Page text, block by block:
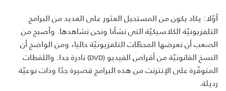
أوّلا: يكاد يكون من المستحيل العثور على العديد من البرامج
التلفزيونيّة الكلاسيكيّة التي نشأنا ونحن نشاهدها. وأصبح من
الصعب أن تعرضها المحطّات التلفزيونيّة حاليا، ومن الواضح أن
النسخ القانونيّة من أقراص الفيديو (DVD)
نادرة جدا. واللقطات
المتوفّرة على الإنترنت من هذه البرامج قصيرة جدّا وذات نوعيّة
رديئة.